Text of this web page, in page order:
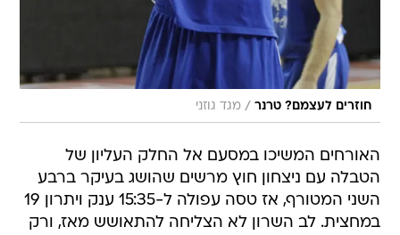
חוזרים לעצמם? טרנר / מגד גוזני
האורחים המשיכו במסעם אל החלק העליון של
הטבלה עם ניצחון חוץ מרשים שהושג בעיקר ברבע
השני המטורף, אז טסה עפולה ל-15:35 ענק ויתרון 19
במחצית. לב השרון לא הצליחה להתאושש מאז, ורק